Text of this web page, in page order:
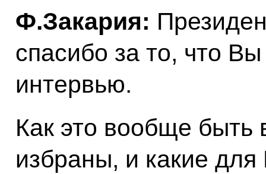
Ф.Закария:
спасибо за то, что
интервью.
Как это вообще
избраны, и какие